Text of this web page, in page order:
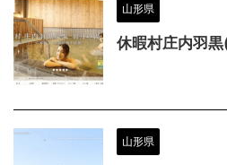
山形県
休暇村庄内羽
山形県